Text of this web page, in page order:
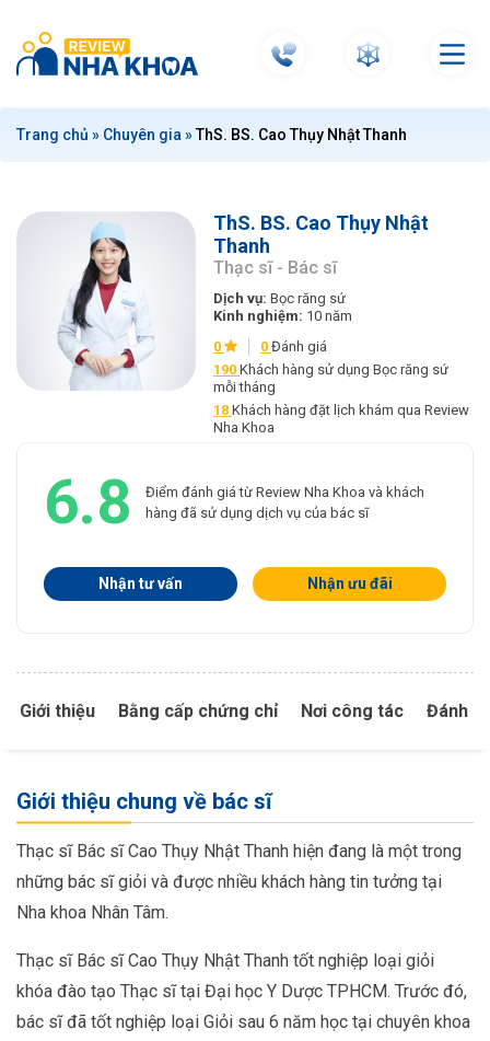
t
Trang chủ » Chuyên gia »ThS. BS. Cao Thụy Nhật Thanh
ThS. BS. Cao Thụy Nhật
Thanh
Thạc sĩ - Bác sĩ
Dịch vụ: Bọc răng sứ
Kinh nghiệm: 10 năm
0
0 Đánh giá
190 Khách hàng sử dụng Bọc răng sứ
mỗi tháng
18 Khách hàng đặt lịch khám qua Review
Nha Khoa
6.8
Điểm đánh giá từ Review Nha Khoa và khách
hàng đã sử dụng dịch vụ của bác sĩ
Nhận tư vấn Nhận ưu đãi
Giới thiệu Bằng cấp chứng chỉ Nơi công tác Đánh
Giới thiệu chung về bác sĩ
Thạc sĩ Bác sĩ Cao Thụy Nhật Thanh hiện đang là một trong
những bác sĩ giỏi và được nhiều khách hàng tin tưởng tại
Nha khoa Nhân Tâm.
Thạc sĩ Bác sĩ Cao Thụy Nhật Thanh tốt nghiệp loại giỏi
khóa đào tạo Thạc sĩ tại Đại học Y Dược TPHCM. Trước đó,
bác sĩ đã tốt nghiệp loại Giỏi sau 6 năm học tại chuyên khoa